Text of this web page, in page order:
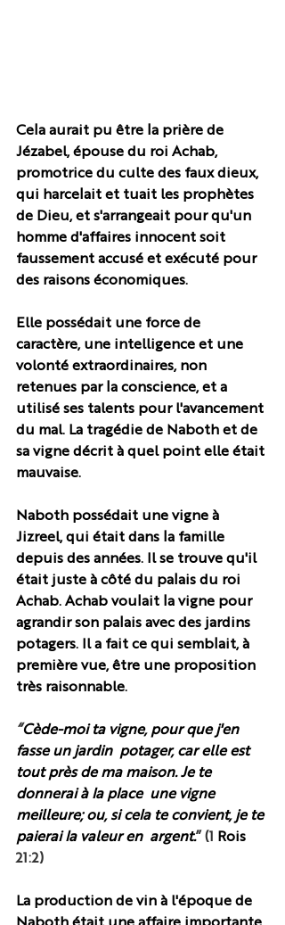
Cela aurait pu être la prière de
Jézabel, épouse du roi Achab,
promotrice du culte des faux dieux,
qui harcelait et tuait les prophètes
de Dieu, et s'arrangeait pour qu'un
homme d'affaires innocent soit
faussement accusé et exécuté pour
des raisons économiques.
Elle possédait une force de
caractère, une intelligence et une
volonté extraordinaires, non
retenues par la conscience, et a
utilisé ses talents pour l'avancement
du mal. La tragédie de Naboth et de
sa vigne décrit à quel point elle était
mauvaise.
Naboth possédait une vigne à
Jizreel, qui était dans la famille
depuis des années. Il se trouve qu'il
était juste à côté du palais du roi
Achab. Achab voulait la vigne pour
agrandir son palais avec des jardins
potagers. Il a fait ce qui semblait, à
première vue, être une proposition
très raisonnable.
“Cède-moi ta vigne, pour que j'en
fasse un jardin  potager, car elle est
tout près de ma maison. Je te
donnerai à la place  une vigne
meilleure; ou, si cela te convient, je te
paierai la valeur en  argent.” (1 Rois
21:2)
La production de vin à l'époque de